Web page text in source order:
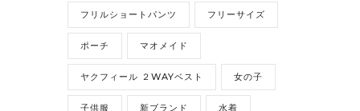
フリルショートパンツ フリーサイズ
ポーチ マオメイド
ヤクフィール ２WAYベスト 女の子
子供服 新ブランド 水着